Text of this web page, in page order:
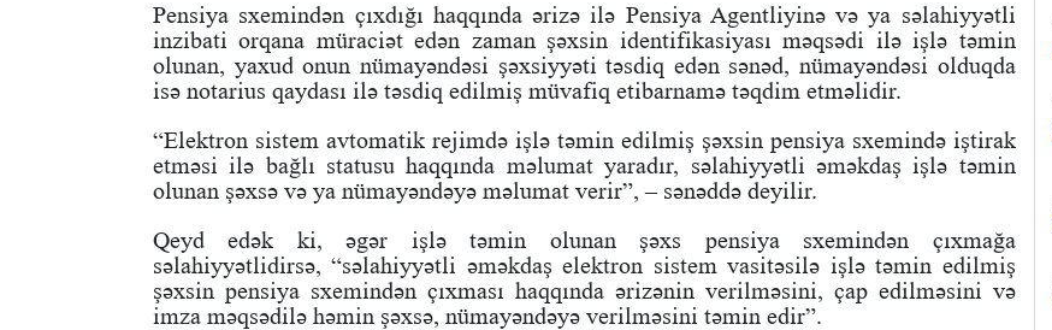
Pensiya sxemindən çıxdığı haqqında ərizə ilə Pensiya Agentliyinə və ya səlahiyyətli
inzibati orqana müraciət edən zaman şəxsin identifikasiyası məqsədi ilə işlə təmin
olunan, yaxud onun nümayəndəsi şəxsiyyəti təsdiq edən sənəd, nümayəndəsi olduqda
isə notarius qaydası ilə təsdiq edilmiş müvafiq etibarnamə təqdim etməlidir.
“Elektron sistem avtomatik rejimdə işlə təmin edilmiş şəxsin pensiya sxemində iştirak
etməsi ilə bağlı statusu haqqında məlumat yaradır, səlahiyyətli əməkdaş işlə təmin
olunan şəxsə və ya nümayəndəyə məlumat verir”, – sənəddə deyilir.
Qeyd edək ki, əgər işlə təmin olunan şəxs pensiya sxemindən çıxmağa
səlahiyyətlidirsə, “səlahiyyətli əməkdaş elektron sistem vasitəsilə işlə təmin edilmiş
şəxsin pensiya sxemindən çıxması haqqında ərizənin verilməsini, çap edilməsini və
imza məqsədilə həmin şəxsə, nümayəndəyə verilməsini təmin edir”.